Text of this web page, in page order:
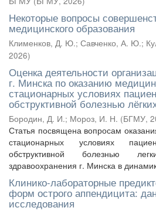
Некоторые вопросы
медицинского образования
Клименков, Д. Ю.; Савченко, А. Ю.;
2026)
Оценка деятельности
г. Минска по оказанию
стационарных условиях
обструктивной болезнью
Бородин, Д. И.; Мороз, И. Н. (БГМУ,
Статья посвящена вопросам
стационарных условиях
обструктивной болезнью
здравоохранения г. Минска в
Клинико-лабораторные
форм острого аппендицита:
исследования